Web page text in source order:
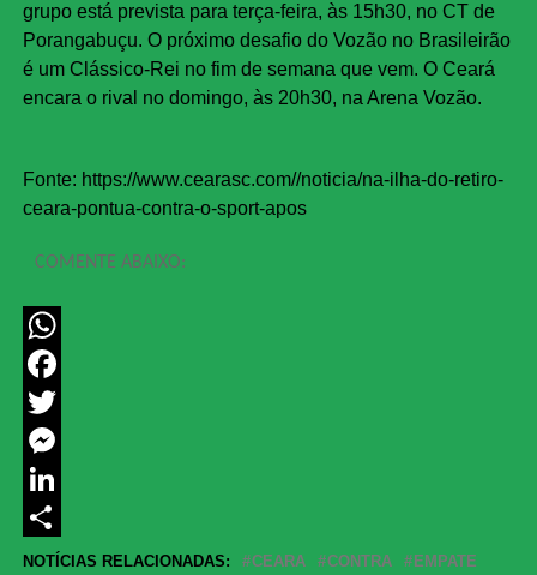
grupo está prevista para terça-feira, às 15h30, no CT de
Porangabuçu. O próximo desafio do Vozão no Brasileirão
é um Clássico-Rei no fim de semana que vem. O Ceará
encara o rival no domingo, às 20h30, na Arena Vozão.
Fonte: https://www.cearasc.com//noticia/na-ilha-do-retiro-
ceara-pontua-contra-o-sport-apos
COMENTE ABAIXO:
WhatsApp
Facebook
Twitter
Messenger
LinkedIn
Share
NOTÍCIAS RELACIONADAS: CEARA CONTRA
EMPATE